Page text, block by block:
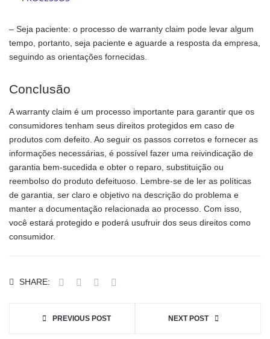
– Seja paciente: o processo de warranty claim pode levar algum
tempo, portanto, seja paciente e aguarde a resposta da empresa,
seguindo as orientações fornecidas.
Conclusão
A warranty claim é um processo importante para garantir que os
consumidores tenham seus direitos protegidos em caso de
produtos com defeito. Ao seguir os passos corretos e fornecer as
informações necessárias, é possível fazer uma reivindicação de
garantia bem-sucedida e obter o reparo, substituição ou
reembolso do produto defeituoso. Lembre-se de ler as políticas
de garantia, ser claro e objetivo na descrição do problema e
manter a documentação relacionada ao processo. Com isso,
você estará protegido e poderá usufruir dos seus direitos como
consumidor.
SHARE:
PREVIOUS POST NEXT POST